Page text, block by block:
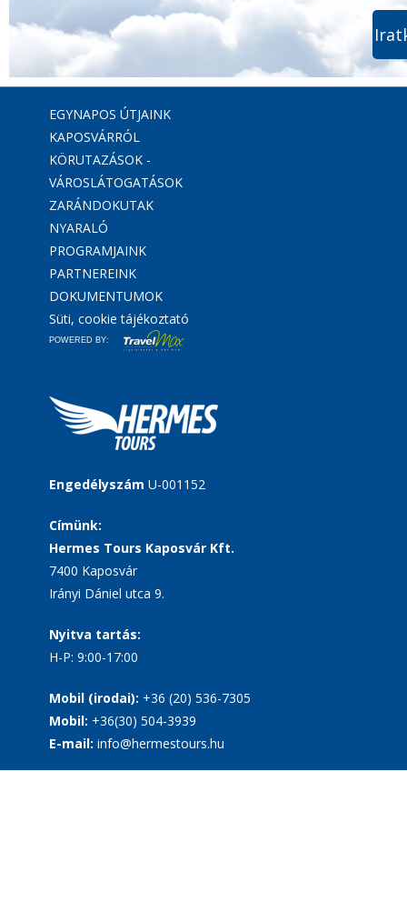
EGYNAPOS ÚTJAINK
KAPOSVÁRRÓL
KÖRUTAZÁSOK -
VÁROSLÁTOGATÁSOK
ZARÁNDOKUTAK
NYARALÓ
PROGRAMJAINK
PARTNEREINK
DOKUMENTUMOK
Süti, cookie tájékoztató
POWERED BY:
Engedélyszám U-001152
Címünk:
Hermes Tours Kaposvár Kft.
7400 Kaposvár
Irányi Dániel utca 9.
Nyitva tartás:
H-P: 9:00-17:00
Mobil (irodai): +36 (20) 536-7305
Mobil: +36(30) 504-3939
E-mail: info@hermestours.hu